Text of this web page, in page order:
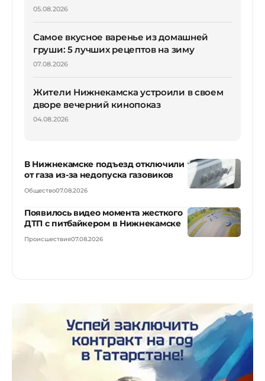
05.08.2026
Самое вкусное варенье из домашней
груши: 5 лучших рецептов на зиму
07.08.2026
Жители Нижнекамска устроили в своем
дворе вечерний кинопоказ
04.08.2026
В Нижнекамске подъезд отключили
от газа из-за недопуска газовиков
Общество07.08.2026
Появилось видео момента жесткого
ДТП с питбайкером в Нижнекамске
Происшествия07.08.2026